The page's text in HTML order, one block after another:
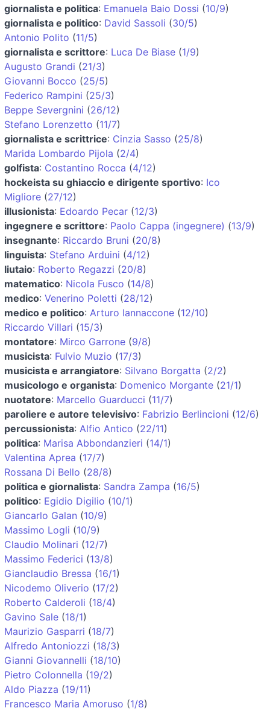
giornalista e politica: Emanuela Baio Dossi (10/9)
giornalista e politico: David Sassoli (30/5)
Antonio Polito (11/5)
giornalista e scrittore: Luca De Biase (1/9)
Augusto Grandi (21/3)
Giovanni Bocco (25/5)
Federico Rampini (25/3)
Beppe Severgnini (26/12)
Stefano Lorenzetto (11/7)
giornalista e scrittrice: Cinzia Sasso (25/8)
Marida Lombardo Pijola (2/4)
golfista: Costantino Rocca (4/12)
hockeista su ghiaccio e dirigente sportivo: Ico
Migliore (27/12)
illusionista: Edoardo Pecar (12/3)
ingegnere e scrittore: Paolo Cappa (ingegnere) (13/9)
insegnante: Riccardo Bruni (20/8)
linguista: Stefano Arduini (4/12)
liutaio: Roberto Regazzi (20/8)
matematico: Nicola Fusco (14/8)
medico: Venerino Poletti (28/12)
medico e politico: Arturo Iannaccone (12/10)
Riccardo Villari (15/3)
montatore: Mirco Garrone (9/8)
musicista: Fulvio Muzio (17/3)
musicista e arrangiatore: Silvano Borgatta (2/2)
musicologo e organista: Domenico Morgante (21/1)
nuotatore: Marcello Guarducci (11/7)
paroliere e autore televisivo: Fabrizio Berlincioni (12/6)
percussionista: Alfio Antico (22/11)
politica: Marisa Abbondanzieri (14/1)
Valentina Aprea (17/7)
Rossana Di Bello (28/8)
politica e giornalista: Sandra Zampa (16/5)
politico: Egidio Digilio (10/1)
Giancarlo Galan (10/9)
Massimo Logli (10/9)
Claudio Molinari (12/7)
Massimo Federici (13/8)
Gianclaudio Bressa (16/1)
Nicodemo Oliverio (17/2)
Roberto Calderoli (18/4)
Gavino Sale (18/1)
Maurizio Gasparri (18/7)
Alfredo Antoniozzi (18/3)
Gianni Giovannelli (18/10)
Pietro Colonnella (19/2)
Aldo Piazza (19/11)
Francesco Maria Amoruso (1/8)